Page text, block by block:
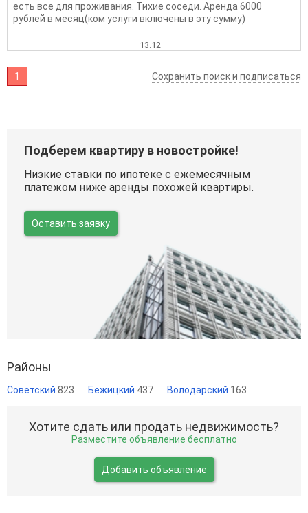
есть все для проживания. Тихие соседи. Аренда 6000
рублей в месяц(ком услуги включены в эту сумму)
13.12
1 Сохранить поиск и подписаться
Подберем квартиру в новостройке!
Низкие ставки по ипотеке с ежемесячным
платежом ниже аренды похожей квартиры.
Оставить заявку
Районы
Советский 823 Бежицкий 437 Володарский 163
Хотите сдать или продать недвижимость?
Разместите объявление бесплатно
Добавить объявление